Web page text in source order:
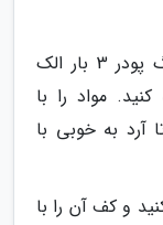
مرحله چهارم: آرد را همراه با بیکینگ پودر 3 بار الک
مواد را با
آرد به خوبی با
و کف آن را با